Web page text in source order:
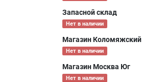
Запасной склад
Нет в наличии
Магазин Коломяжский
Нет в наличии
Магазин Москва Юг
Нет в наличии